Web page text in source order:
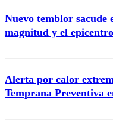
Nuevo temblor sacude
magnitud y el epicentro
Alerta por calor
Temprana Preventiva